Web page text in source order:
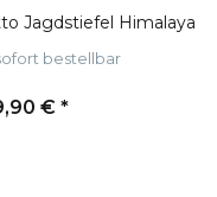
Jagdstiefel Himalaya
bestellbar
€ *